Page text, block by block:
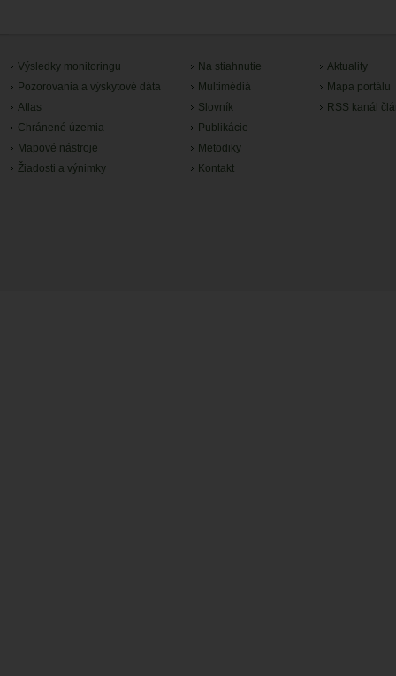
Výsledky monitoringu
Pozorovania a výskytové dáta
Atlas
Chránené územia
Mapové nástroje
Žiadosti a výnimky
Na stiahnutie
Multimédiá
Slovník
Publikácie
Metodiky
Kontakt
Aktuality
Mapa portálu
RSS kanál